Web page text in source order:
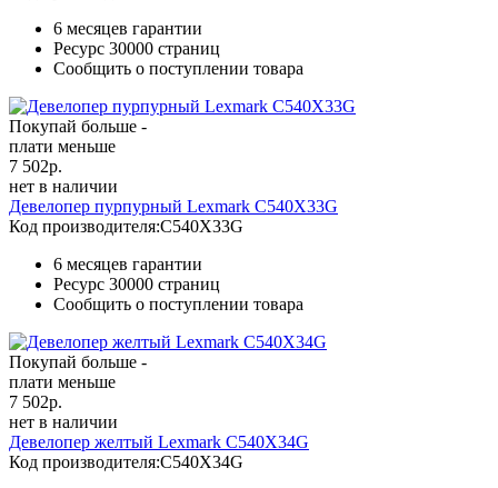
6 месяцев гарантии
Ресурс 30000 страниц
Сообщить о поступлении товара
Покупай больше -
плати меньше
7 502р.
нет в наличии
Девелопер пурпурный Lexmark C540X33G
Код производителя:C540X33G
6 месяцев гарантии
Ресурс 30000 страниц
Сообщить о поступлении товара
Покупай больше -
плати меньше
7 502р.
нет в наличии
Девелопер желтый Lexmark C540X34G
Код производителя:C540X34G